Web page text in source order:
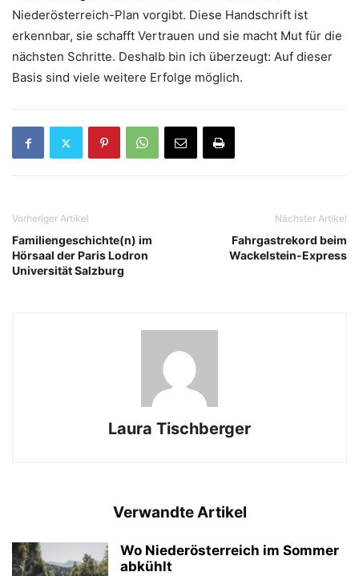
Niederösterreich-Plan vorgibt. Diese Handschrift ist
erkennbar, sie schafft Vertrauen und sie macht Mut für die
nächsten Schritte. Deshalb bin ich überzeugt: Auf dieser
Basis sind viele weitere Erfolge möglich.
Vorheriger Artikel
Familiengeschichte(n) im
Hörsaal der Paris Lodron
Universität Salzburg
Nächster Artikel
Fahrgastrekord beim
Wackelstein-Express
Laura Tischberger
Verwandte Artikel
Wo Niederösterreich im Sommer
abkühlt